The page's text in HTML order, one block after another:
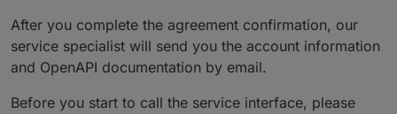
After you complete the agreement confirmation, our
service specialist will send you the account information
and OpenAPI documentation by email.
Before you start to call the service interface, please